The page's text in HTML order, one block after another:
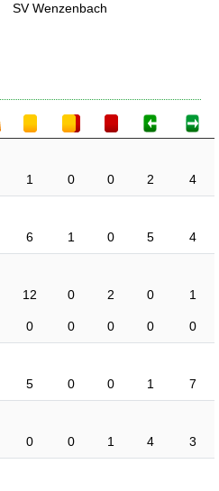
SV Wenzenbach
1 0 0 2 4
6 1 0 5 4
12 0 2 0 1
0 0 0 0 0
5 0 0 1 7
0 0 1 4 3